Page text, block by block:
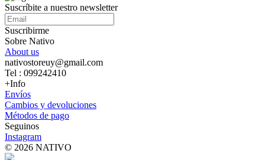
Suscríbite a nuestro newsletter
Suscribirme
Sobre Nativo
About us
nativostoreuy@gmail.com
Tel : 099242410
+Info
Envíos
Cambios y devoluciones
Métodos de pago
Seguinos
Instagram
© 2026 NATIVO